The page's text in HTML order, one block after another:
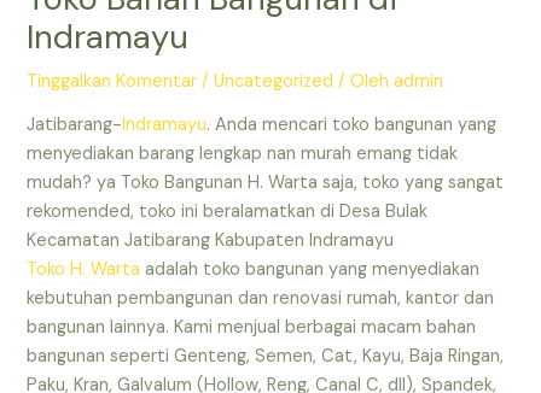
Indramayu
Tinggalkan Komentar /Uncategorized / Olehadmin
Jatibarang-Indramayu. Anda mencari toko bangunan yang
menyediakan barang lengkap nan murah emang tidak
mudah? ya Toko Bangunan H. Warta saja, toko yang sangat
rekomended, toko ini beralamatkan di Desa Bulak
Kecamatan Jatibarang Kabupaten Indramayu
Toko H. Warta adalah toko bangunan yang menyediakan
kebutuhan pembangunan dan renovasi rumah, kantor dan
bangunan lainnya. Kami menjual berbagai macam bahan
bangunan seperti Genteng, Semen, Cat, Kayu, Baja Ringan,
Paku, Kran, Galvalum (Hollow, Reng, Canal C, dll), Spandek,